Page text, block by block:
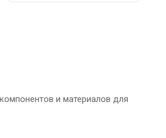
и материалов для